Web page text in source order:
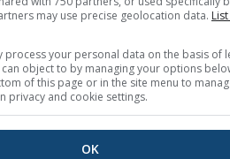
may use precise geolocation data.
process your personal data on the basis of
object to by managing your options
of this page or in the site menu to
privacy and cookie settings.
OK